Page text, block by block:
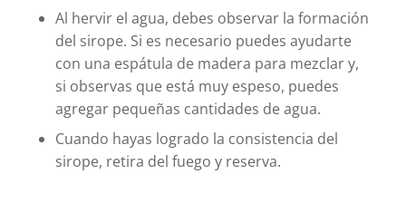
Al hervir el agua, debes observar la formación
del sirope. Si es necesario puedes ayudarte
con una espátula de madera para mezclar y,
si observas que está muy espeso, puedes
agregar pequeñas cantidades de agua.
Cuando hayas logrado la consistencia del
sirope, retira del fuego y reserva.